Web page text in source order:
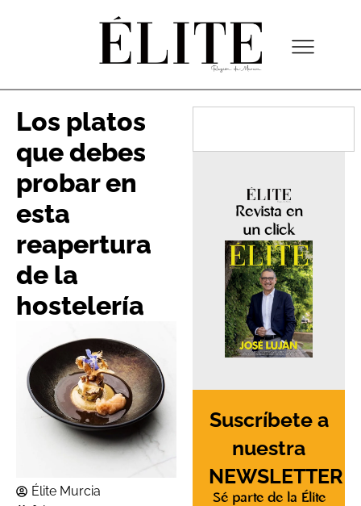
Los platos
que debes
probar en
esta
reapertura
de la
hostelería
Élite Murcia
Revista en
un click
Suscríbete a
nuestra
NEWSLETTER
Sé parte de la Élite